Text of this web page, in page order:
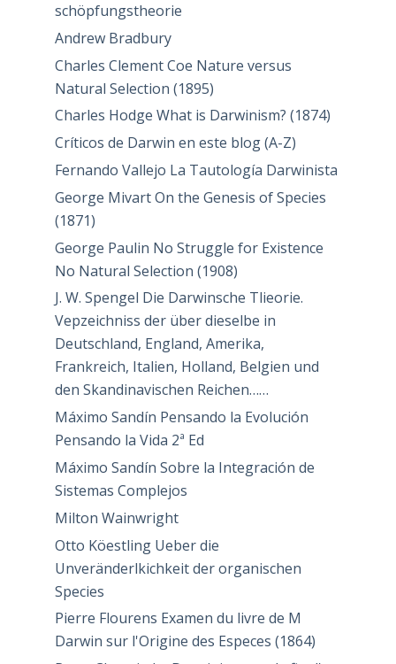
schöpfungstheorie
Andrew Bradbury
Charles Clement Coe Nature versus
Natural Selection (1895)
Charles Hodge What is Darwinism? (1874)
Críticos de Darwin en este blog (A-Z)
Fernando Vallejo La Tautología Darwinista
George Mivart On the Genesis of Species
(1871)
George Paulin No Struggle for Existence
No Natural Selection (1908)
J. W. Spengel Die Darwinsche Tlieorie.
Vepzeichniss der über dieselbe in
Deutschland, England, Amerika,
Frankreich, Italien, Holland, Belgien und
den Skandinavischen Reichen……
Máximo Sandín Pensando la Evolución
Pensando la Vida 2ª Ed
Máximo Sandín Sobre la Integración de
Sistemas Complejos
Milton Wainwright
Otto Köestling Ueber die
Unveränderlkichkeit der organischen
Species
Pierre Flourens Examen du livre de M
Darwin sur l'Origine des Especes (1864)